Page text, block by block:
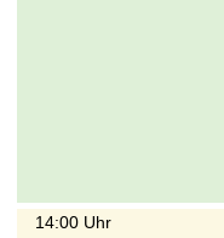
14:00 Uhr